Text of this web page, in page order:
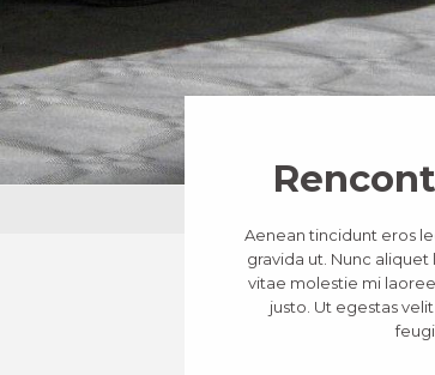
Aenean tincidunt eros
gravida ut. Nunc
vitae molestie mi
justo. Ut egestas